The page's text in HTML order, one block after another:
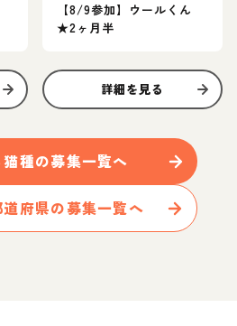
【8/9参加】ウールくん
★2ヶ月半
詳細を見る
猫種の募集一覧へ
府県の募集一覧へ